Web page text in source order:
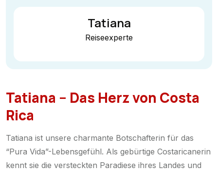
Tatiana
Reiseexperte
Tatiana – Das Herz von Costa
Rica
Tatiana ist unsere charmante Botschafterin für das
“Pura Vida”-Lebensgefühl. Als gebürtige Costaricanerin
kennt sie die versteckten Paradiese ihres Landes und